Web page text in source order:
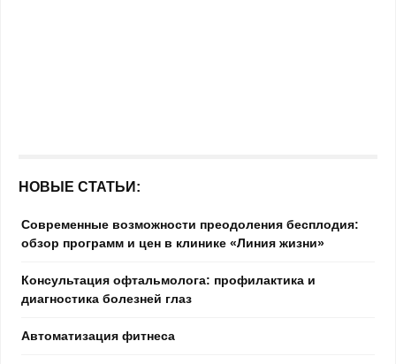
НОВЫЕ СТАТЬИ:
Современные возможности преодоления бесплодия:
обзор программ и цен в клинике «Линия жизни»
Консультация офтальмолога: профилактика и
диагностика болезней глаз
Автоматизация фитнеса